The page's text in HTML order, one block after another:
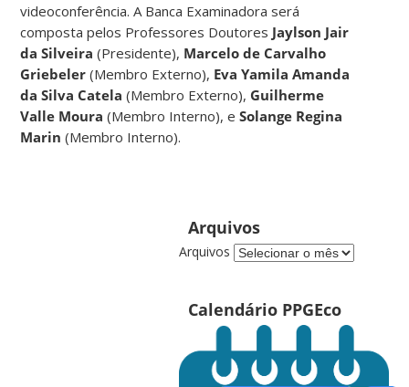
videoconferência. A Banca Examinadora será
composta pelos Professores Doutores Jaylson Jair
da Silveira (Presidente), Marcelo de Carvalho
Griebeler (Membro Externo), Eva Yamila Amanda
da Silva Catela (Membro Externo), Guilherme
Valle Moura (Membro Interno), eSolange Regina
Marin (Membro Interno).
Arquivos
Arquivos
Calendário PPGEco